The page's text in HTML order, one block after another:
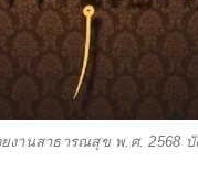
งานสาธารณสุข พ.ศ. 2568